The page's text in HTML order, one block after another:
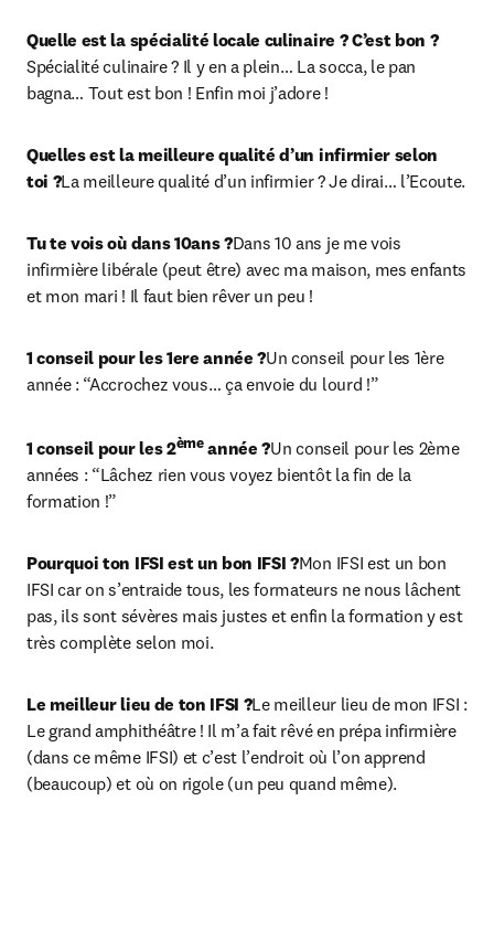
Quelle est la spécialité locale culinaire ? C’est bon ?
Spécialité culinaire ? Il y en a plein… La socca, le pan
bagna… Tout est bon ! Enfin moi j’adore !
Quelles est la meilleure qualité d’un infirmier selon
toi ?La meilleure qualité d’un infirmier ? Je dirai… l’Ecoute.
Tu te vois où dans 10ans ?Dans 10 ans je me vois
infirmière libérale (peut être) avec ma maison, mes enfants
et mon mari ! Il faut bien rêver un peu !
1 conseil pour les 1ere année ?Un conseil pour les 1ère
année : “Accrochez vous… ça envoie du lourd !”
1 conseil pour les 2ème année ?Un conseil pour les 2ème
années : “Lâchez rien vous voyez bientôt la fin de la
formation !”
Pourquoi ton IFSI est un bon IFSI ?Mon IFSI est un bon
IFSI car on s’entraide tous, les formateurs ne nous lâchent
pas, ils sont sévères mais justes et enfin la formation y est
très complète selon moi.
Le meilleur lieu de ton IFSI ?Le meilleur lieu de mon IFSI :
Le grand amphithéâtre ! Il m’a fait rêvé en prépa infirmière
(dans ce même IFSI) et c’est l’endroit où l’on apprend
(beaucoup) et où on rigole (un peu quand même).